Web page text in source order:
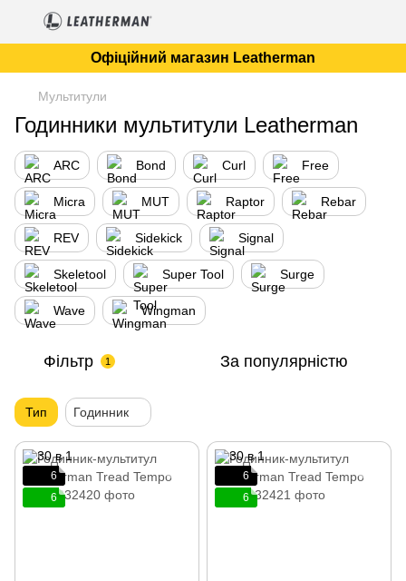
Офіційний магазин Leatherman
Мультитули
Годинники мультитули Leatherman
ARC Bond Curl Free
Micra MUT Raptor Rebar
REV Sidekick Signal
Skeletool Super Tool Surge
Wave Wingman
Фільтр 1 За популярністю
Тип Годинник
6
6
6
6